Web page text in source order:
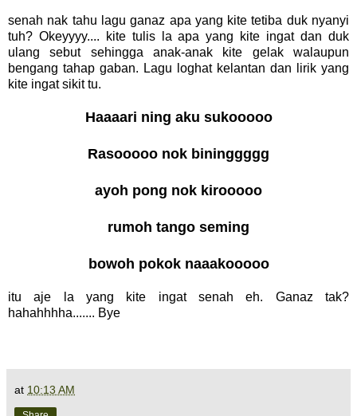
senah nak tahu lagu ganaz apa yang kite tetiba duk nyanyi
tuh? Okeyyyy.... kite tulis la apa yang kite ingat dan duk
ulang sebut sehingga anak-anak kite gelak walaupun
bengang tahap gaban. Lagu loghat kelantan dan lirik yang
kite ingat sikit tu.
Haaaari ning aku sukooooo
Rasooooo nok bininggggg
ayoh pong nok kirooooo
rumoh tango seming
bowoh pokok naaakooooo
itu aje la yang kite ingat senah eh. Ganaz tak?
hahahhhha....... Bye
at 10:13 AM